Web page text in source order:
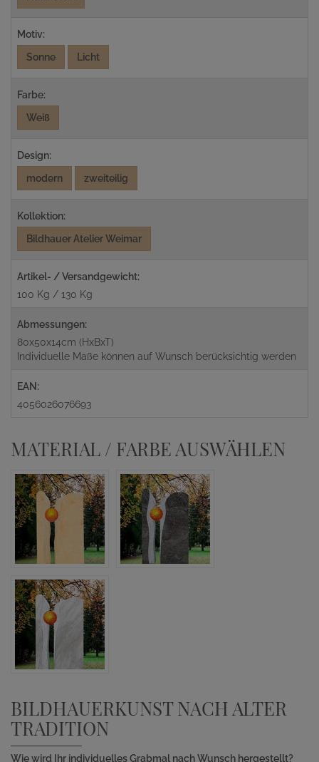
Motiv:
Sonne
Licht
Farbe:
Weiß
Design:
modern
zweiteilig
Kollektion:
Bildhauer Atelier Weimar
Artikel- / Versandgewicht:
100 Kg / 130 Kg
Abmessungen:
80x50x14cm (HxBxT)
Individuelle Maße können auf Wunsch berücksichtig werden
EAN:
4056026076693
MATERIAL / FARBE AUSWÄHLEN
BILDHAUERKUNST NACH ALTER
TRADITION
Wie wird Ihr individuelles Grabmal nach Wunsch hergestellt?